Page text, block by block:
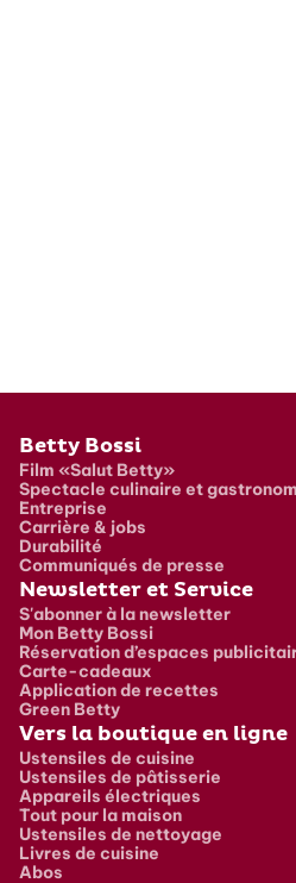
Pied de page
Betty Bossi
Film «Salut Betty»
Spectacle culinaire et
Entreprise
Carrière & jobs
Durabilité
Communiqués de presse
Newsletter et Service
S'abonner à la newsletter
Mon Betty Bossi
Réservation d’espaces
Carte-cadeaux
Application de recettes
Green Betty
Vers la boutique en ligne
Ustensiles de cuisine
Ustensiles de pâtisserie
Appareils électriques
Tout pour la maison
Ustensiles de nettoyage
Livres de cuisine
Abos